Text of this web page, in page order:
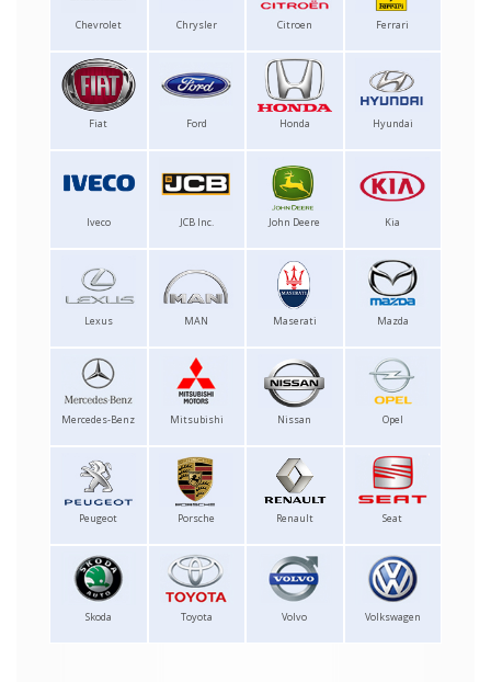
Chevrolet Chrysler Citroen Ferrari
Fiat Ford Honda Hyundai
Iveco JCB Inc. John Deere Kia
Lexus MAN Maserati Mazda
Mercedes-Benz Mitsubishi Nissan Opel
Peugeot Porsche Renault Seat
Skoda Toyota Volvo Volkswagen